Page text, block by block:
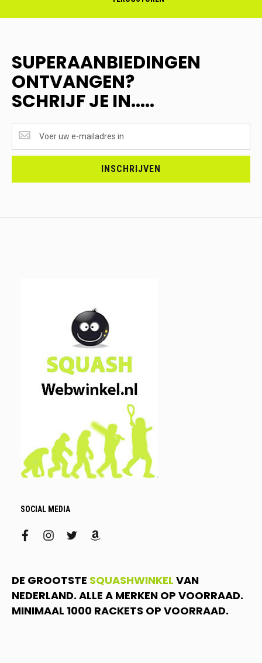
SUPERAANBIEDINGEN
ONTVANGEN?
SCHRIJF JE IN.....
ONTVANGEN?
<br>SCHRIJF
INSCHRIJVEN
SOCIAL MEDIA
facebookinstagram
twitteramazon
DE GROOTSTE SQUASHWINKEL VAN
NEDERLAND. ALLE A MERKEN OP VOORRAAD.
MINIMAAL 1000 RACKETS OP VOORRAAD.